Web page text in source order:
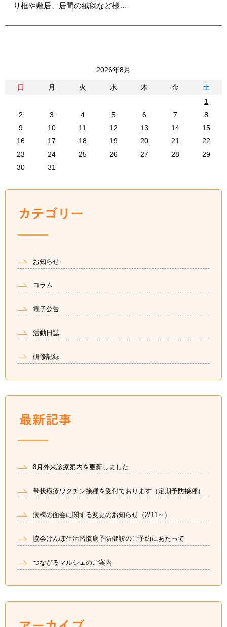
り框や敷居、居間の絨毯など様…
2026年8月
日 月 火 水 木 金
土
1
2
3 4 5 6 7
8
9
10 11 12 13 14
15
16
17 18 19 20 21
22
23
24 25 26 27 28
29
30
31
お知らせ
コラム
電子公告
活動日誌
研修記録
8月外来診療案内を更新しました
帯状疱疹ワクチン接種を受付ております（定期予防接種）
病棟の面会に関する変更のお知らせ（2/11～）
協会けんぽ生活習慣病予防健診のご予約にあたって
つながるマルシェのご案内